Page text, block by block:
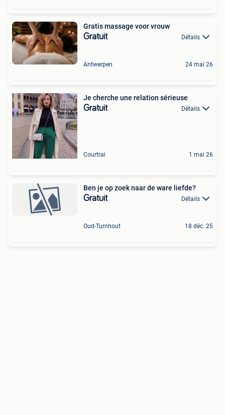
Gratis massage voor vrouw
Gratuit Détails
Antwerpen 24 mai 26
Je cherche une relation sérieuse
Gratuit Détails
Courtrai 1 mai 26
Ben je op zoek naar de ware liefde?
Gratuit Détails
Oud-Turnhout 18 déc. 25